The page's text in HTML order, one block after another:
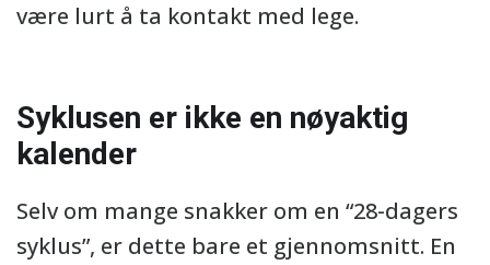
være lurt å ta kontakt med lege.
Syklusen er ikke en nøyaktig
kalender
Selv om mange snakker om en “28-dagers
syklus”, er dette bare et gjennomsnitt. En